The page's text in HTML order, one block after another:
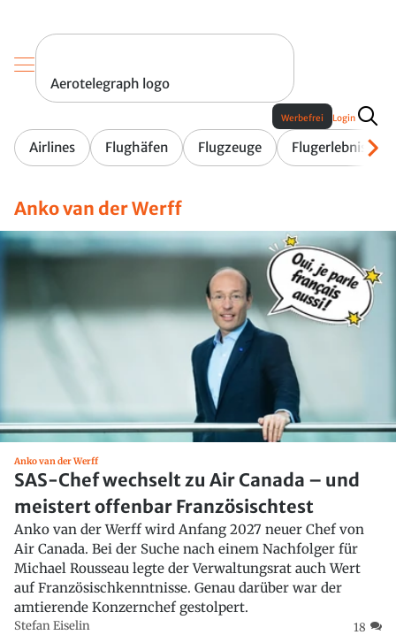
Aerotelegraph logo
Airlines Flughäfen Flugzeuge Flugerlebnis
Werbefrei Login
Anko van der Werff
Anko van der Werff
SAS-Chef wechselt zu Air Canada – und
meistert offenbar Französischtest
Anko van der Werff wird Anfang 2027 neuer Chef von
Air Canada. Bei der Suche nach einem Nachfolger für
Michael Rousseau legte der Verwaltungsrat auch Wert
auf Französischkenntnisse. Genau darüber war der
amtierende Konzernchef gestolpert.
Stefan Eiselin 18